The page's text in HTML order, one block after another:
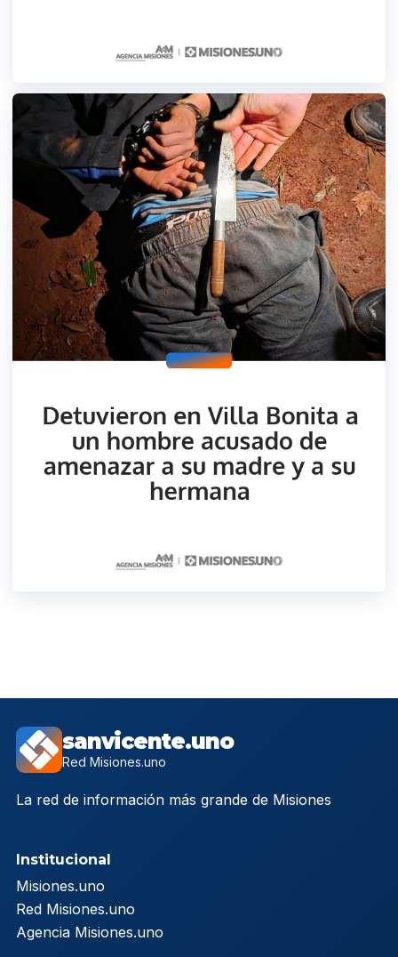
sanvicente.uno
Red Misiones.uno
La red de información más grande de Misiones
Institucional
Misiones.uno
Red Misiones.uno
Agencia Misiones.uno